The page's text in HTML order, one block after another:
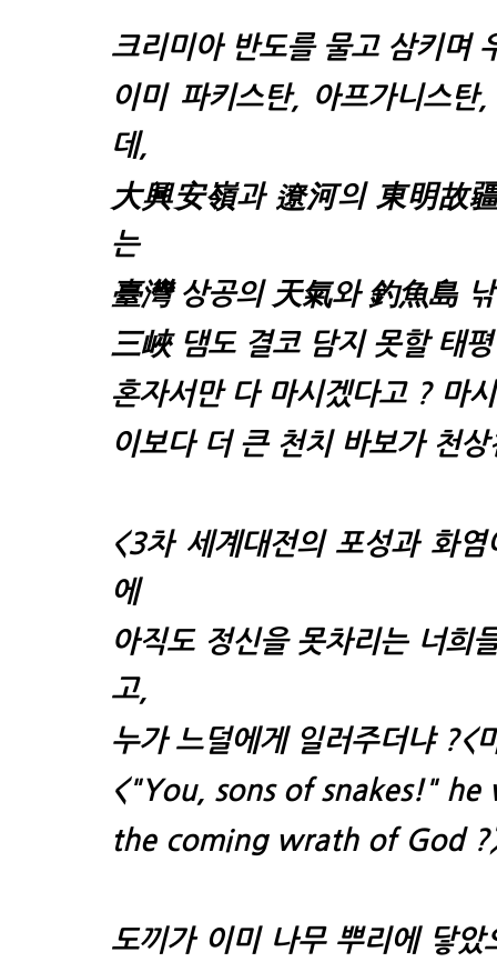
크리미아 반도를 물고 삼키며
이미 파키스탄, 아프가니스
데,
大興安嶺과 遼河의 東明故
는
臺灣상공의 天氣와 釣魚島낚
三峽 댐도 결코 담지 못할 태
혼자서만 다 마시겠다고 ? 마
이보다 더 큰 천치 바보가 천
<3차 세계대전의 포성과 화
에
아직도 정신을 못차리는 너
고,
누가 느덜에게 일러주더냐 ?<
<"You, sons of snakes!" he
the coming wrath of God
도끼가 이미 나무 뿌리에 닿